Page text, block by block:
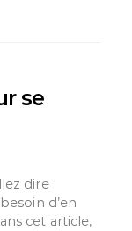
se
dire
d’en
cet article,